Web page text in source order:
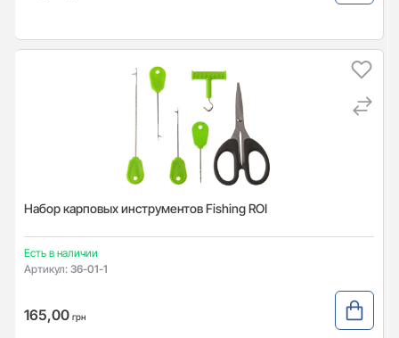
Набор карповых инструментов Fishing ROI
Есть в наличии
Артикул: 36-01-1
165,00 грн